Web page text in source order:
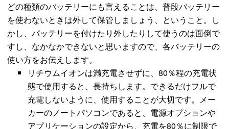
どの種類のバッテリーにも言えることは、普段バッテリー
を使わないときは外して保管しましょう、ということ。し
かし、バッテリーを付けたり外したりして使うのは面倒で
すし、なかなかできないと思いますので、各バッテリーの
使い方をお伝えします。
リチウムイオンは満充電させずに、80％程の充電状
態で使用すると、長持ちします。できるだけフルで
充電しないように、使用することが大切です。メー
カーのノートパソコンであると、電源オプションや
アプリケーションの設定から、充電を80％に制限で